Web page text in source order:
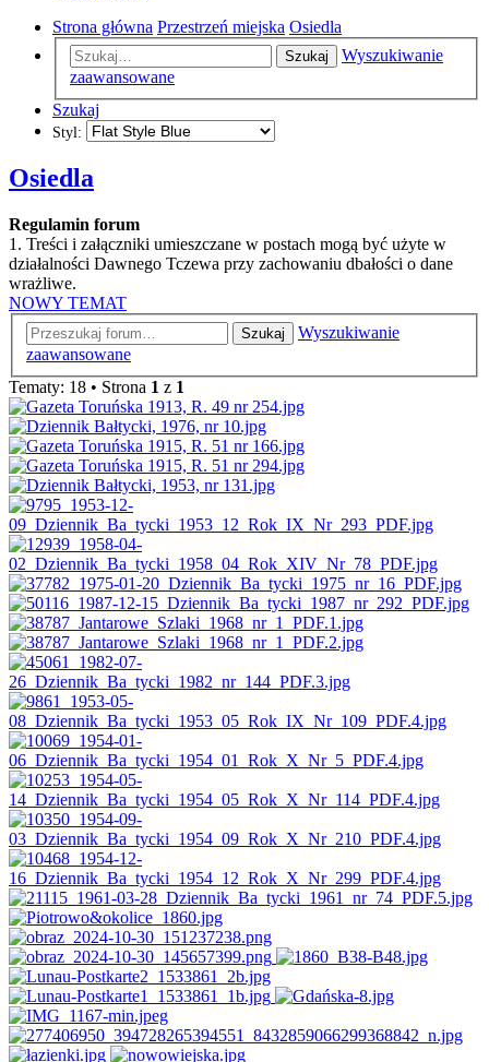
Strona główna Przestrzeń miejska Osiedla
Szukaj
Wyszukiwanie
zaawansowane
Szukaj
Styl:
Osiedla
Regulamin forum
1. Treści i załączniki umieszczane w postach mogą być użyte w
działalności Dawnego Tczewa przy zachowaniu dbałości o dane
wrażliwe.
NOWY TEMAT
Szukaj
Wyszukiwanie
zaawansowane
Tematy: 18 • Strona 1 z 1